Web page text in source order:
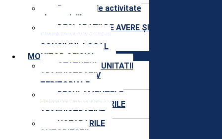
Rapoarte de activitate
ale comisiilor
DECLARAȚII DE AVERE ȘI
INTERESE MEMBRII
CONSILIUL LOCAL
MONITOR OFICIAL
STATUTUL UNITATII
ADMINISTRATIV
TERITORIALE
REGULAMENTELE
PRIVIND PROCEDURILE
ADMINISTRATIVE
HOTARARILE
AUTORITATII